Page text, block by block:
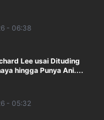
- 06:38
Lee usai Dituding
hingga Punya Ani....
- 05:32